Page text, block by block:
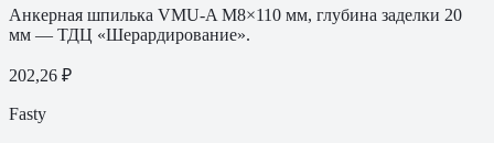
Анкерная шпилька VMU-A M8×110 мм, глубина заделки 20
мм — ТДЦ «Шерардирование».
202,26 ₽
Fasty